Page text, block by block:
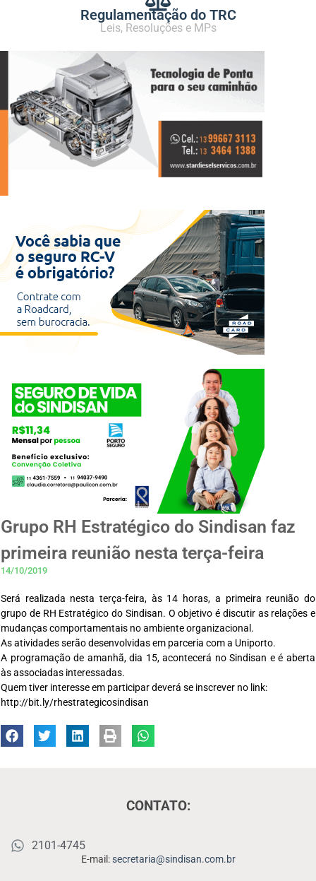
Regulamentação do TRC
Leis, Resoluções e MPs
Grupo RH Estratégico do Sindisan faz
primeira reunião nesta terça-feira
14/10/2019
Será realizada nesta terça-feira, às 14 horas, a primeira reunião do
grupo de RH Estratégico do Sindisan. O objetivo é discutir as relações e
mudanças comportamentais no ambiente organizacional.
As atividades serão desenvolvidas em parceria com a Uniporto.
A programação de amanhã, dia 15, acontecerá no Sindisan e é aberta
às associadas interessadas.
Quem tiver interesse em participar deverá se inscrever no link:
http://bit.ly/rhestrategicosindisan
CONTATO:
2101-4745
E-mail:secretaria@sindisan.com.br